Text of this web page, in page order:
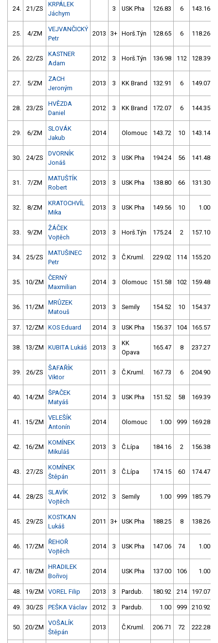
24. 21/ZS
KRPÁLEK
Jáchym
3 USK Pha 126.83 6 143.16
25. 4/ZM
VEJVANČICKÝ
Petr
2013 3+ Horš.Týn 128.65 6 118.26
26. 22/ZS
KASTNER
Adam
2012 3 Horš.Týn 136.98 112 128.39
27. 5/ZM
ZACH
Jeroným
2013 3 KK Brand 132.91 6 149.07
28. 23/ZS
HVĚZDA
Daniel
2012 3 KK Brand 172.07 6 144.35
29. 6/ZM
SLOVÁK
Jakub
2014 Olomouc 143.72 10 143.14
30. 24/ZS
DVORNÍK
Jonáš
2012 3 USK Pha 194.24 56 141.48
31. 7/ZM
MATUŠTÍK
Robert
2013 3 USK Pha 138.80 66 131.30
32. 8/ZM
KRATOCHVÍL
Mika
2013 3 USK Pha 149.56 10 1.00
33. 9/ZM
ŽÁČEK
Vojtěch
2013 3 Horš.Týn 175.24 2 157.10
34. 25/ZS
MATUŠINEC
Petr
2012 3 Č.Kruml. 229.02 114 155.20
35. 10/ZM
ČERNÝ
Maxmilian
2014 3 Olomouc 151.58 102 159.48
36. 11/ZM
MRŮZEK
Matouš
2013 3 Semily 154.52 10 154.37
37. 12/ZM KOS Eduard 2014 3 USK Pha 156.37 104 165.57
38. 13/ZM KUBITA Lukáš 2013 3
KK
Opava
165.47 8 237.27
39. 26/ZS
ŠAFAŘÍK
Viktor
2011 3 Č.Kruml. 167.73 6 204.90
40. 14/ZM
ŠPAČEK
Matyáš
2014 3 USK Pha 151.52 58 169.39
41. 15/ZM
VELEŠÍK
Antonín
2014 Olomouc 1.00 999 169.28
42. 16/ZM
KOMÍNEK
Mikuláš
2013 3 Č.Lípa 184.16 2 156.38
43. 27/ZS
KOMÍNEK
Štěpán
2011 3 Č.Lípa 174.15 60 174.47
44. 28/ZS
SLAVÍK
Vojtěch
2012 3 Semily 1.00 999 185.79
45. 29/ZS
KOSTKAN
Lukáš
2011 3+ USK Pha 188.25 8 138.26
46. 17/ZM
ŘEHOŘ
Vojtěch
2014 3 USK Pha 147.06 74 1.00
47. 18/ZM
HRADILEK
Bořivoj
2014 USK Pha 137.00 106 1.00
48. 19/ZM VOREL Filip 2013 3 Pardub. 180.92 214 197.07
49. 30/ZS PEŠKA Václav 2012 3 Pardub. 1.00 999 210.92
50. 20/ZM
VOŠALÍK
Štěpán
2013 Č.Kruml. 206.71 72 222.28